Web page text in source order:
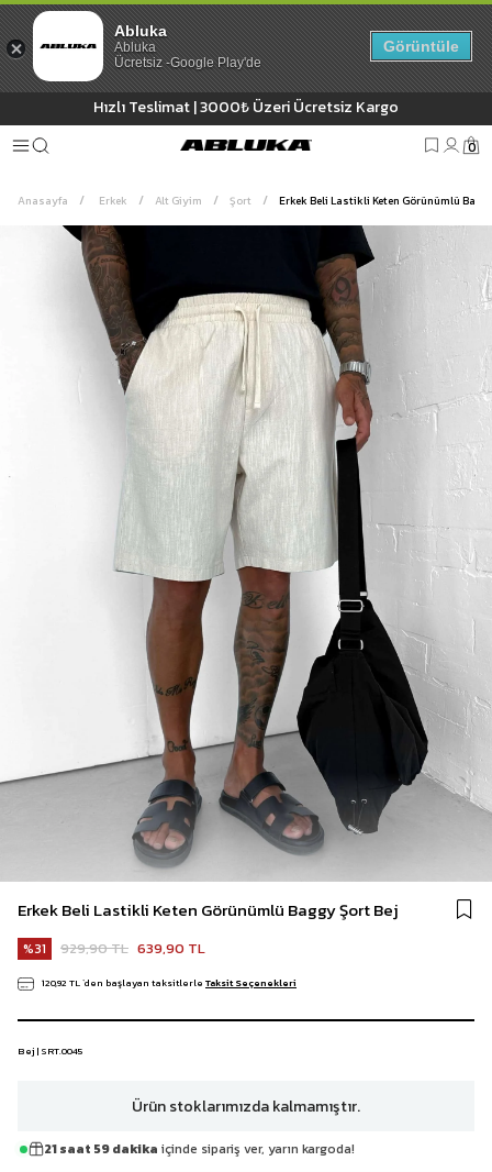
Hızlı Teslimat | 3000₺ Üzeri Ücretsiz Kargo
0
Anasayfa Erkek Alt Giyim Şort Erkek Beli Lastikli Keten Görünümlü
Erkek Beli Lastikli Keten Görünümlü Baggy Şort Bej
31 929,90 TL 639,90 TL
120,92 TL`den başlayan taksitlerle Taksit Seçenekleri
Bej | SRT.0045
Ürün stoklarımızda kalmamıştır.
21 saat 59 dakika içinde sipariş ver, yarın kargoda!
Abluka
Abluka
Ücretsiz -Google Play'de
Görüntüle